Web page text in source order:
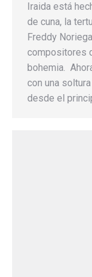
Iraida está
de cuna, la
Freddy
compositores
bohemia.
con una
desde el